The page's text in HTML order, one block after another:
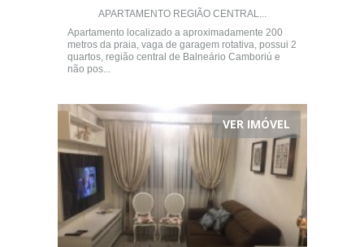
APARTAMENTO REGIÃO CENTRAL...
Apartamento localizado a aproximadamente 200
metros da praia, vaga de garagem rotativa, possui 2
quartos, região central de Balneário Camboriú e
não pos...
VER IMÓVEL